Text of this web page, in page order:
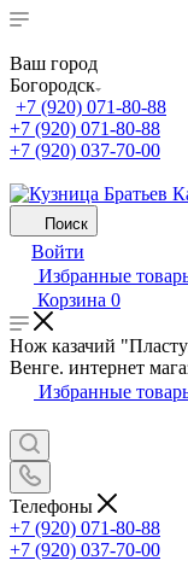
Ваш город
Богородск
+7 (920) 071-80-88
+7 (920) 071-80-88
+7 (920) 037-70-00
Поиск
Войти
Избранные
Корзина 0
Нож казачий
Венге. интернет
Избранные
Телефоны
+7 (920) 071-80-88
+7 (920) 037-70-00